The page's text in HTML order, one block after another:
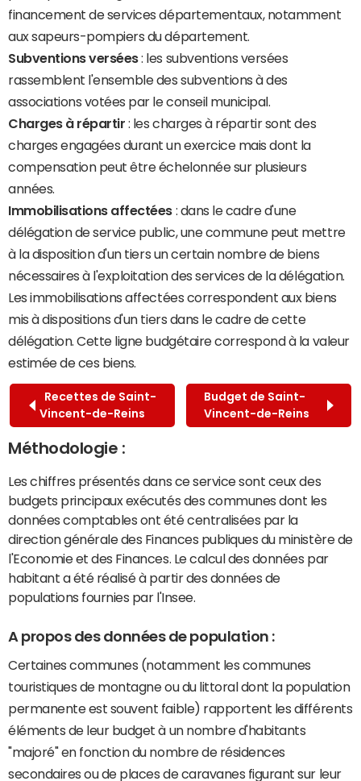
financement de services départementaux, notamment
aux sapeurs-pompiers du département.
Subventions versées: les subventions versées
rassemblent l'ensemble des subventions à des
associations votées par le conseil municipal.
Charges à répartir : les charges à répartir sont des
charges engagées durant un exercice mais dont la
compensation peut être échelonnée sur plusieurs
années.
Immobilisations affectées : dans le cadre d'une
délégation de service public, une commune peut mettre
à la disposition d'un tiers un certain nombre de biens
nécessaires à l'exploitation des services de la délégation.
Les immobilisations affectées correspondent aux biens
mis à dispositions d'un tiers dans le cadre de cette
délégation. Cette ligne budgétaire correspond à la valeur
estimée de ces biens.
Recettes de Saint-
Vincent-de-Reins
Budget de Saint-
Vincent-de-Reins
Méthodologie :
Les chiffres présentés dans ce service sont ceux des
budgets principaux exécutés des communes dont les
données comptables ont été centralisées par la
direction générale des Finances publiques du ministère de
l'Economie et des Finances. Le calcul des données par
habitant a été réalisé à partir des données de
populations fournies par l'Insee.
A propos des données de population :
Certaines communes (notamment les communes
touristiques de montagne ou du littoral dont la population
permanente est souvent faible) rapportent les différents
éléments de leur budget à un nombre d'habitants
"majoré" en fonction du nombre de résidences
secondaires ou de places de caravanes figurant sur leur